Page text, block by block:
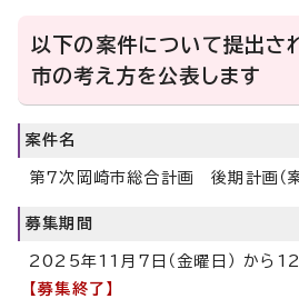
以下の案件について提出さ
市の考え方を公表します
案件名
第7次岡崎市総合計画 後期計画（案
募集期間
2025年11月7日（金曜日） から12
【募集終了】